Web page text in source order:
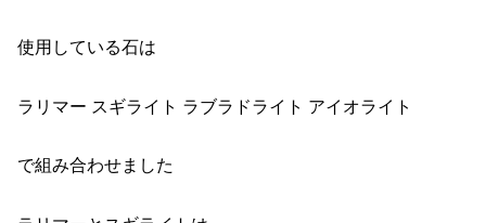
使用している石は
ラリマー スギライト ラブラドライト アイオライト
で組み合わせました